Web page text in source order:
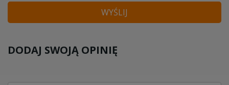
WYŚLIJ
DODAJ SWOJĄ OPINIĘ